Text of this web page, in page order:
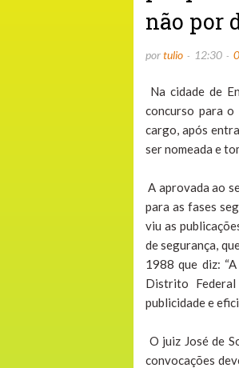
não por
portulio 12:30
Na cidade de
concurso para
cargo, após
ser nomeada e
A aprovada ao
para as fases
viu as
de segurança,
1988 que diz:
Distrito Federal
publicidade e
O juiz José de
convocações